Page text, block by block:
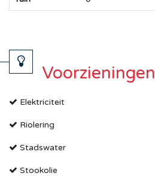
Voorzieningen
Elektriciteit
Riolering
Stadswater
Stookolie